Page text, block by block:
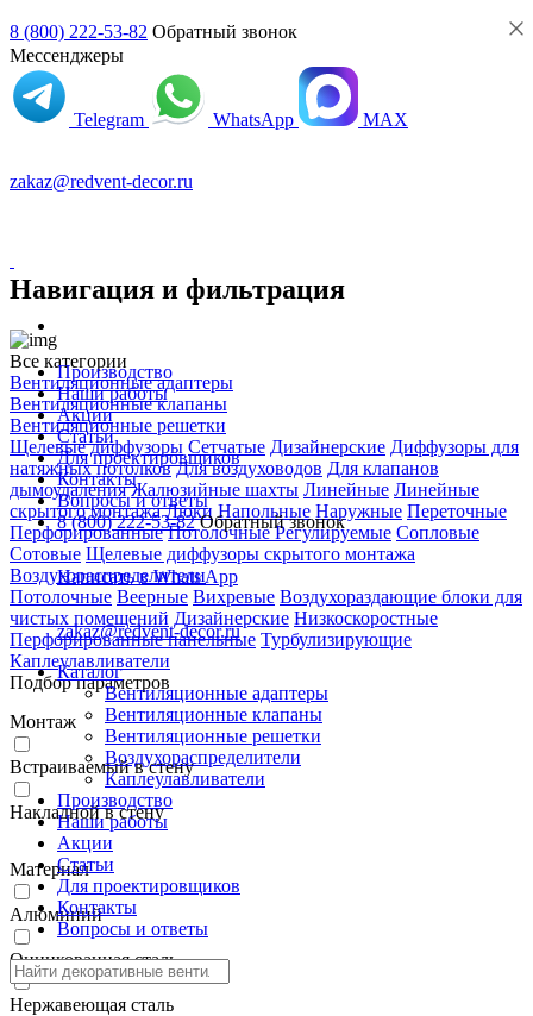
Навигация и фильтрация
Все категории
Вентиляционные адаптеры
Вентиляционные клапаны
Вентиляционные решетки
Щелевые диффузоры Cетчатые Дизайнерские Диффузоры для
натяжных потолков Для воздуховодов Для клапанов
дымоудаления Жалюзийные шахты Линейные Линейные
скрытого монтажа Люки Напольные Наружные Переточные
Перфорированные ПотолочныеРегулируемые Сопловые
Сотовые Щелевые диффузоры скрытого монтажа
Воздухораспределители
Потолочные Веерные Вихревые Воздухораздающие блоки для
чистых помещений Дизайнерские Низкоскоростные
Перфорированные панельные Турбулизирующие
Каплеулавливатели
Подбор параметров
Монтаж
Встраиваемый в стену
Накладной в стену
Материал
Алюминий
Оцинкованная сталь
Нержавеющая сталь
8 (800) 222-53-82 Обратный звонок
Мессенджеры
Telegram WhatsApp MAX
zakaz@redvent-decor.ru
Производство
Наши работы
Акции
Статьи
Для проектировщиков
Контакты
Вопросы и ответы
8 (800) 222-53-82 Обратный звонок
Написать в Whats App
zakaz@redvent-decor.ru
Каталог
Вентиляционные адаптеры
Вентиляционные клапаны
Вентиляционные решетки
Воздухораспределители
Каплеулавливатели
Производство
Наши работы
Акции
Статьи
Для проектировщиков
Контакты
Вопросы и ответы